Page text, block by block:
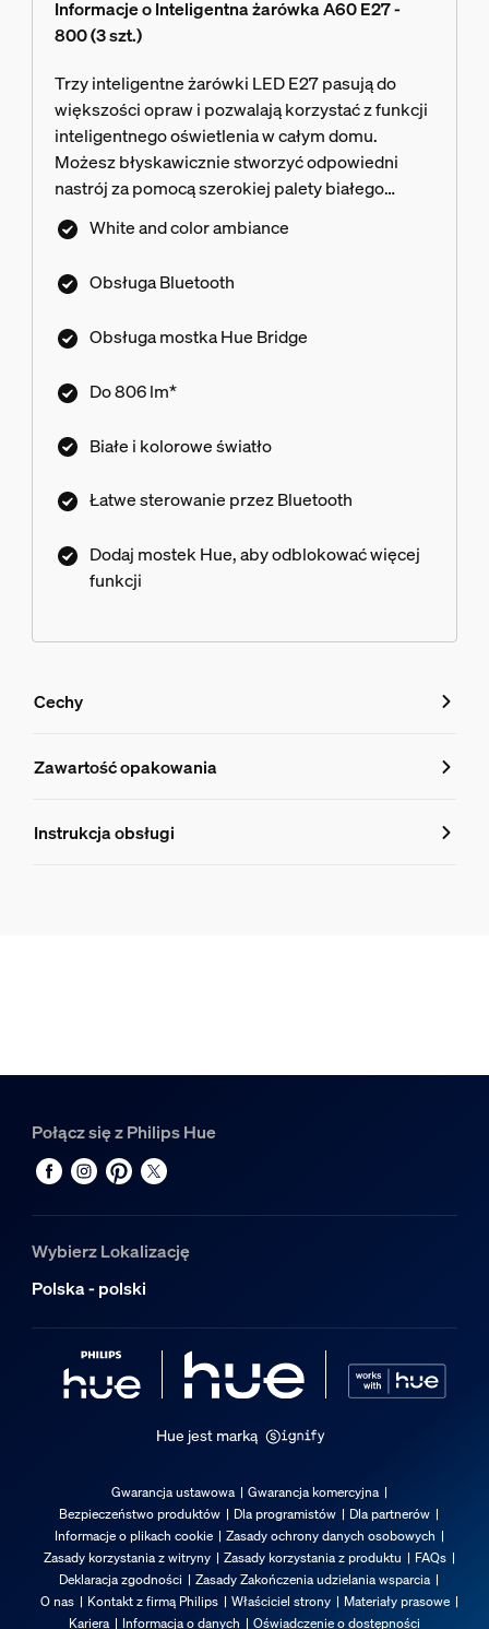
Informacje o Inteligentna żarówka A60 E27 -
800 (3 szt.)
Trzy inteligentne żarówki LED E27 pasują do
większości opraw i pozwalają korzystać z funkcji
inteligentnego oświetlenia w całym domu.
Możesz błyskawicznie stworzyć odpowiedni
nastrój za pomocą szerokiej palety białego
światła i miliona kolorów.
White and color ambiance
Obsługa Bluetooth
Obsługa mostka Hue Bridge
Do 806 lm*
Białe i kolorowe światło
Łatwe sterowanie przez Bluetooth
Dodaj mostek Hue, aby odblokować więcej
funkcji
Cechy
Cechy
8719514328389
Liczba cykli pracy
Nominalny okres eksploatacji
25 000
Ochrona środowiska
5% <H<95% (nieskraplający się)
Temperatura podczas eksploatacji
Od -20°C do 45°C
Dodatkowe funkcje/akcesoria w
Gwarancja
2 lata
Zawartość opakowania
Instrukcja obsługi
Połącz się z Philips Hue
Wybierz Lokalizację
Polska - polski
Hue jest marką
Gwarancja ustawowa
Gwarancja komercyjna
Bezpieczeństwo produktów
Dla programistów
Dla partnerów
Informacje o plikach cookie
Zasady ochrony danych osobowych
Zasady korzystania z witryny
Zasady korzystania z produktu
FAQs
Deklaracja zgodności
Zasady Zakończenia udzielania wsparcia
O nas
Kontakt z firmą Philips Właściciel strony
Materiały prasowe
Kariera
Informacja o danych Oświadczenie o dostępności